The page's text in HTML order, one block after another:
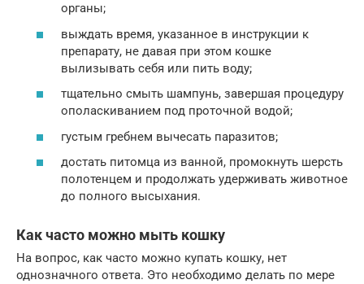
органы;
выждать время, указанное в инструкции к
препарату, не давая при этом кошке
вылизывать себя или пить воду;
тщательно смыть шампунь, завершая процедуру
ополаскиванием под проточной водой;
густым гребнем вычесать паразитов;
достать питомца из ванной, промокнуть шерсть
полотенцем и продолжать удерживать животное
до полного высыхания.
Как часто можно мыть кошку
На вопрос, как часто можно купать кошку, нет
однозначного ответа. Это необходимо делать по мере